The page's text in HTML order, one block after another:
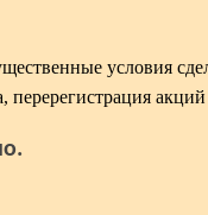
условия
перерегистрация